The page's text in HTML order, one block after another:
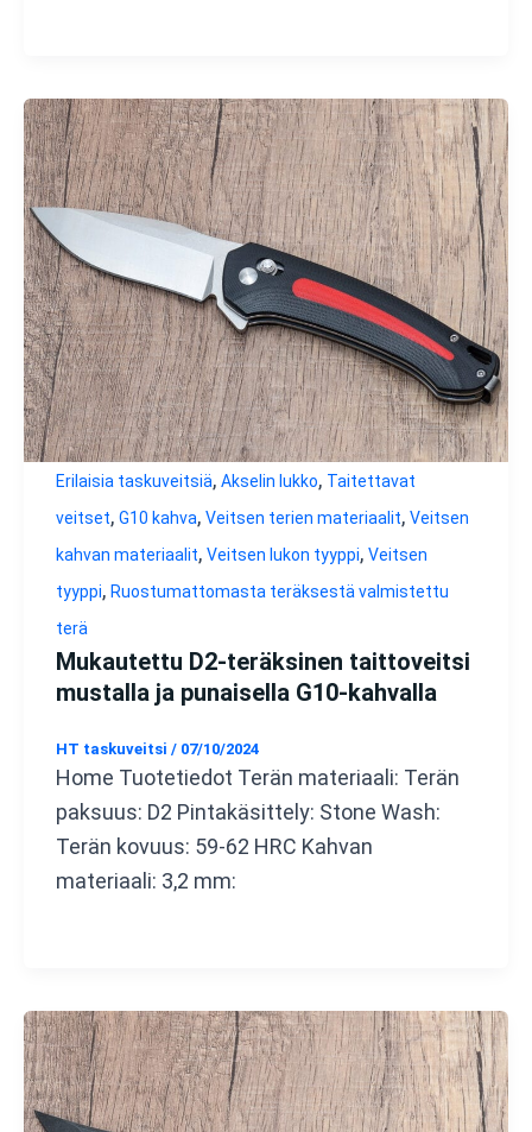
Erilaisia taskuveitsiä, Akselin lukko, Taitettavat
veitset, G10 kahva, Veitsen terien materiaalit, Veitsen
kahvan materiaalit, Veitsen lukon tyyppi, Veitsen
tyyppi, Ruostumattomasta teräksestä valmistettu
terä
Mukautettu D2-teräksinen taittoveitsi
mustalla ja punaisella G10-kahvalla
HT taskuveitsi / 07/10/2024
Home Tuotetiedot Terän materiaali: Terän
paksuus: D2 Pintakäsittely: Stone Wash:
Terän kovuus: 59-62 HRC Kahvan
materiaali: 3,2 mm: